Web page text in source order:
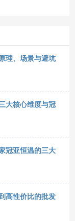
理、场景与避坑
大核心维度与冠
冠亚恒温的三大
高性价比的批发